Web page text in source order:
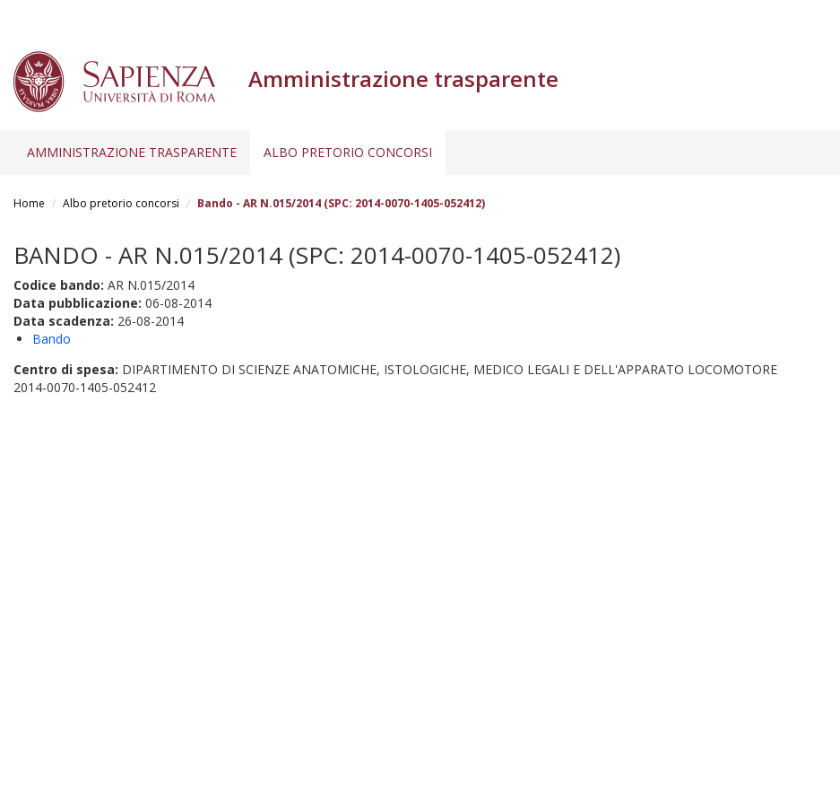
Amministrazione trasparente
AMMINISTRAZIONE TRASPARENTE ALBO PRETORIO CONCORSI
Home Albo pretorio concorsi Bando - AR N.015/2014 (SPC: 2014-0070-1405-052412)
BANDO - AR N.015/2014 (SPC: 2014-0070-1405-052412)
Codice bando: AR N.015/2014
Data pubblicazione: 06-08-2014
Data scadenza: 26-08-2014
Bando
Centro di spesa: DIPARTIMENTO DI SCIENZE ANATOMICHE, ISTOLOGICHE, MEDICO LEGALI E DELL'APPARATO LOCOMOTORE
2014-0070-1405-052412